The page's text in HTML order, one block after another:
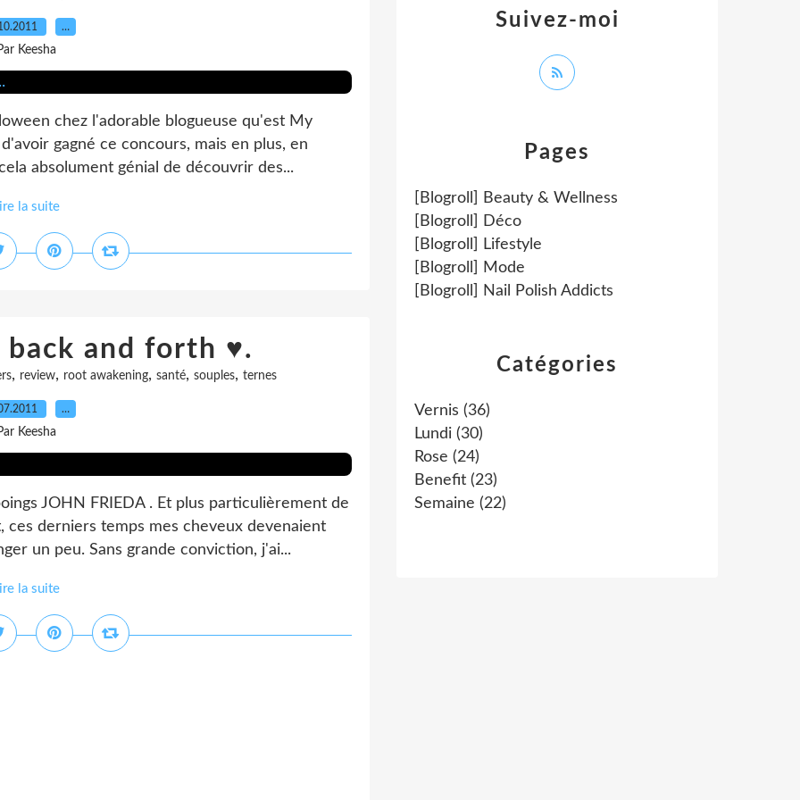
…
Keesha
chez l'adorable blogueuse qu'est My
gagné ce concours, mais en plus, en
absolument génial de découvrir des...
la suite
and forth ♥.
, review, root awakening, santé, souples, ternes
…
Keesha
JOHN FRIEDA . Et plus particulièrement de
ces derniers temps mes cheveux devenaient
un peu. Sans grande conviction, j'ai...
la suite
Catégories
Vernis (36)
Lundi (30)
Rose (24)
Benefit (23)
Semaine (22)
Pages
[Blogroll] Beauty & Wellness
[Blogroll] Déco
[Blogroll] Lifestyle
[Blogroll] Mode
[Blogroll] Nail Polish Addicts
Suivez-moi